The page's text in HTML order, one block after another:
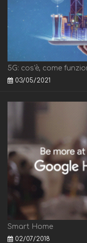
5G: cos'è, come
03/05/2021
Smart Home
02/07/2018